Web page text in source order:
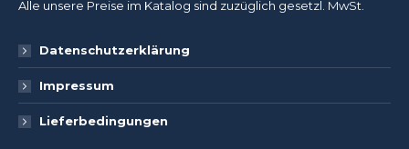
Alle unsere Preise im Katalog sind zuzüglich gesetzl. MwSt.
Datenschutzerklärung
Impressum
Lieferbedingungen